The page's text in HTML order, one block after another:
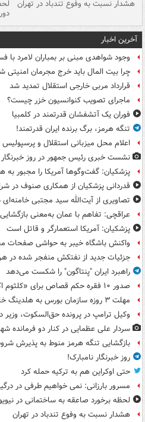
هشدار نسبت به وفوع تندباد در تهران
آخرین اخبار
وجود شواهدی مبنی بر بمباران لامرد با
چرا بیت المال باید خرج مجرمان امنیتی
قرارداد مربی خارجی استقلال تمدید شد
ماجرای تصویب کنوانسیون خزر چیست؟
فوران یک آتشفشان قدرتمند در کلمبیا
تنگه هرمز، برگ برنده ایران قدرتمند!
اعلام محل میزبانی استقلال و پرسپولیس
نشست خبری رئیس جمهور در روز خبرنگار
پزشکیان: گفت‌وگوها آمریکا را مجبور به
قدردانی پزشکیان از همکاری صنوف در
تصاویری از آیت‌الله سید مجتبی
عراقچی: تفاهم با عمان به‌معنی
پزشکیان: آمریکا استعمارگر و قاتل است
واکنش باشگاه خیبر به حواشی صفحات
جزئیات جدید از نفتکش منفجر شده در
راهبرد ایران "پنتاگون" را شکست می‌دهد
صدور ۱۰ فقره حکم قصاص برای «کلثوم اکبری»
مهلت ۳ روزه سازمان بورس به هلدینگ خلیج فارس
وکیل ترامپ در پرونده حق‌السکوت،
سردار علی عظمایی در کنار دو فرمانده
بازگشایی تنگه هرمز منوط به پذیرش
روز خبرنگار نامبارک!
حتی اوکراین هم به ترکیه حمله کرد
مسرور بارزانی: نمی خواهیم طرفی در
لحظه برخورد صاعقه به ساختمانی در
هشدار نسبت به وفوع تندباد در تهران